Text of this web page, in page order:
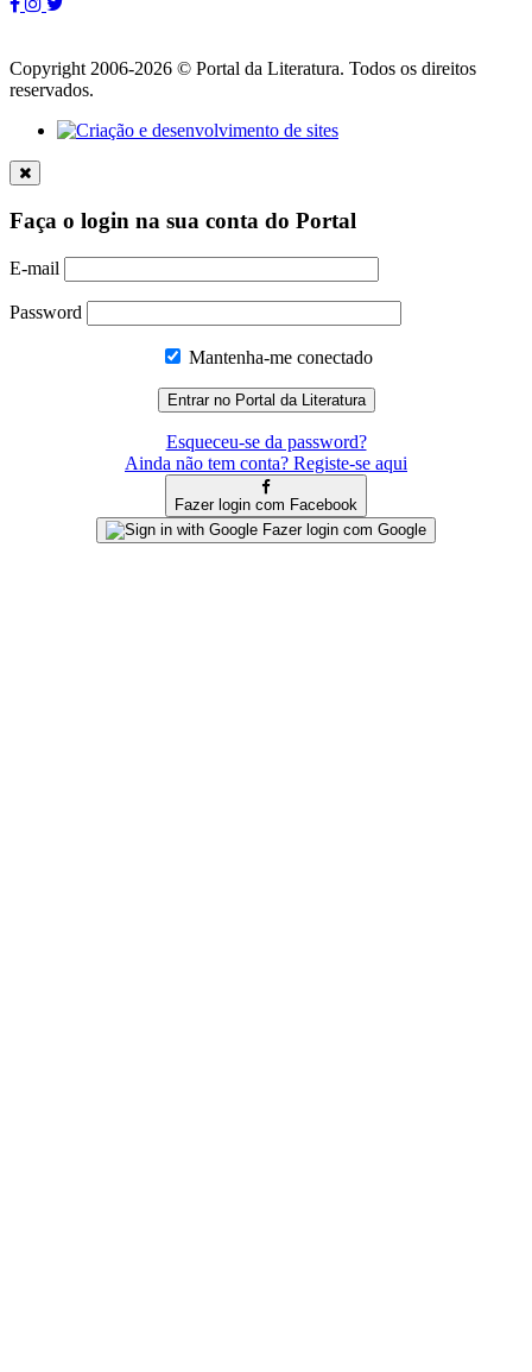
Copyright 2006-2026 © Portal da Literatura. Todos os direitos
reservados.
Faça o login na sua conta do Portal
E-mail
Password
Mantenha-me conectado
Esqueceu-se da password?
Ainda não tem conta? Registe-se aqui
Fazer login com Facebook
Fazer login com Google